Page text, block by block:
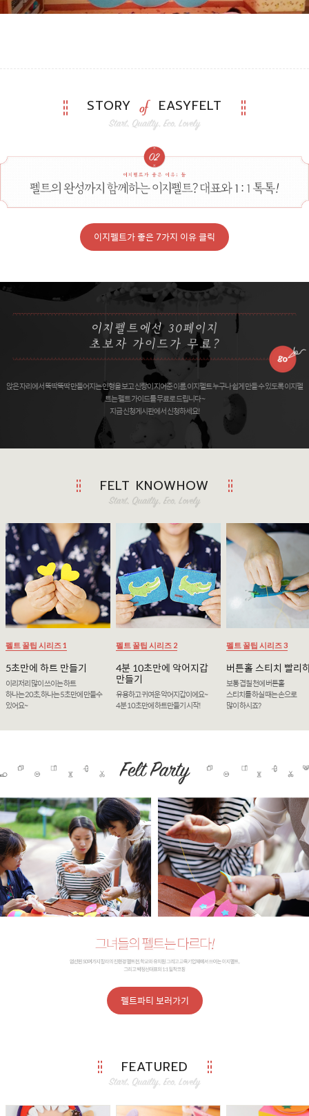
STORY EASYFELT
이지펠트가 좋은 7가지 이유 클릭
앉은 자리에서 뚝딱뚝딱 만들어지는 인형을 보고 신랑이 지어준 이름, 이지펠트 누구나 쉽게 만들 수 있도록 이지펠
트는 펠트 가이드를 무료로 드립니다 ~
지금 신청게시판에서 신청하세요!
FELT KNOWHOW
펠트 꿀팁 시리즈 1
5초만에 하트 만들기
이리저리 많이 쓰이는 하트
하나는 20초, 하나는 5초만에 만들수
있어요~
펠트 꿀팁 시리즈 2
4분 10초만에 악어지갑
만들기
유용하고 귀여운 악어지갑이에요~
4분 10초만에 하트만들기 시작!
펠트 꿀팁 시리즈 3
버튼홀 스티치 빨리
보통 겹칠 천에 버튼홀
스티치를 하실 때는 손으로
많이 하시죠?
펠트파티 보러가기
FEATURED